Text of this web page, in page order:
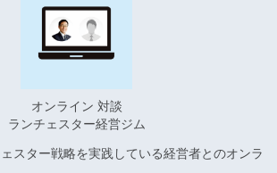
オンライン 対談
ランチェスター経営ジム
スター戦略を実践している経営者とのオンラ